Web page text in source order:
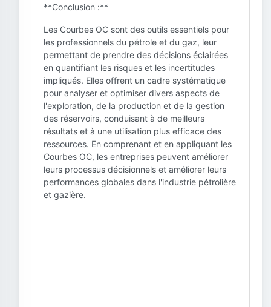
**Conclusion :**
Les Courbes OC sont des outils essentiels pour
les professionnels du pétrole et du gaz, leur
permettant de prendre des décisions éclairées
en quantifiant les risques et les incertitudes
impliqués. Elles offrent un cadre systématique
pour analyser et optimiser divers aspects de
l'exploration, de la production et de la gestion
des réservoirs, conduisant à de meilleurs
résultats et à une utilisation plus efficace des
ressources. En comprenant et en appliquant les
Courbes OC, les entreprises peuvent améliorer
leurs processus décisionnels et améliorer leurs
performances globales dans l'industrie pétrolière
et gazière.